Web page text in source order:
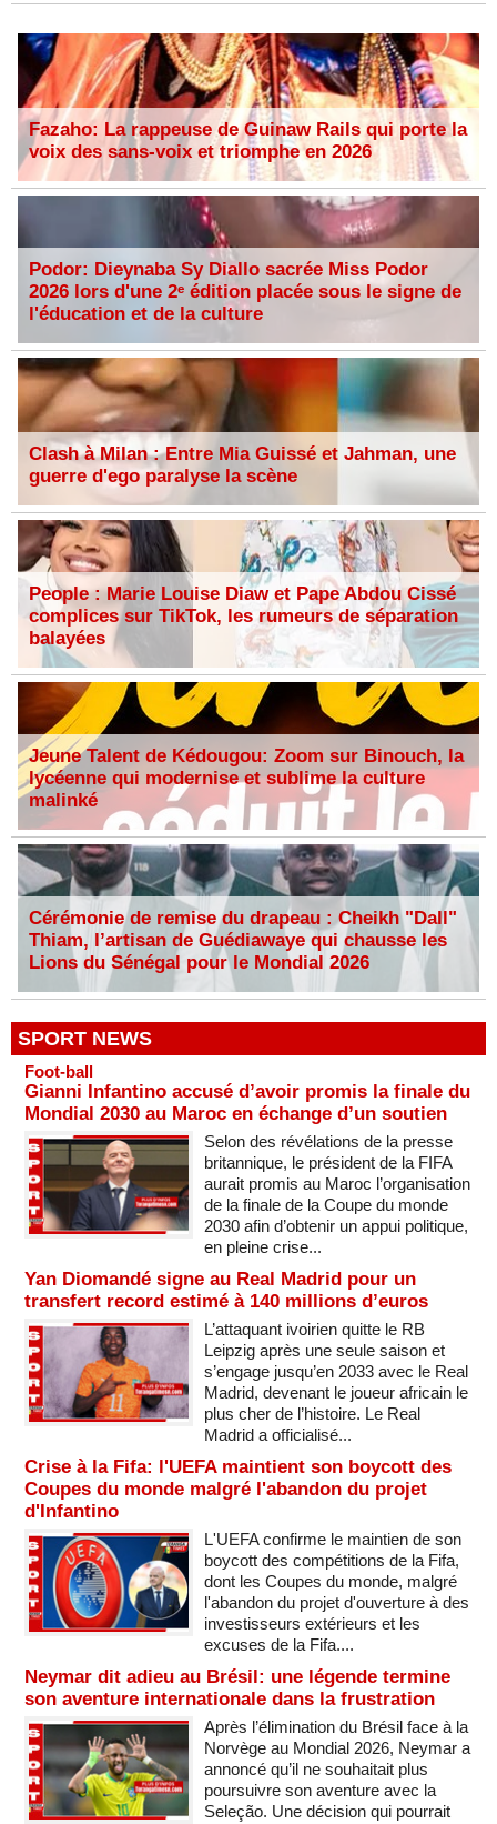
Fazaho: La rappeuse de Guinaw Rails qui porte la
voix des sans-voix et triomphe en 2026
Podor: Dieynaba Sy Diallo sacrée Miss Podor
2026 lors d'une 2ᵉ édition placée sous le signe de
l'éducation et de la culture
Clash à Milan : Entre Mia Guissé et Jahman, une
guerre d'ego paralyse la scène
People : Marie Louise Diaw et Pape Abdou Cissé
complices sur TikTok, les rumeurs de séparation
balayées
Jeune Talent de Kédougou: Zoom sur Binouch, la
lycéenne qui modernise et sublime la culture
malinké
Cérémonie de remise du drapeau : Cheikh "Dall"
Thiam, l’artisan de Guédiawaye qui chausse les
Lions du Sénégal pour le Mondial 2026
SPORT NEWS
Foot-ball
Gianni Infantino accusé d’avoir promis la finale du
Mondial 2030 au Maroc en échange d’un soutien
Selon des révélations de la presse
britannique, le président de la FIFA
aurait promis au Maroc l’organisation
de la finale de la Coupe du monde
2030 afin d’obtenir un appui politique,
en pleine crise...
Yan Diomandé signe au Real Madrid pour un
transfert record estimé à 140 millions d’euros
L’attaquant ivoirien quitte le RB
Leipzig après une seule saison et
s’engage jusqu’en 2033 avec le Real
Madrid, devenant le joueur africain le
plus cher de l’histoire. Le Real
Madrid a officialisé...
Crise à la Fifa: l'UEFA maintient son boycott des
Coupes du monde malgré l'abandon du projet
d'Infantino
L'UEFA confirme le maintien de son
boycott des compétitions de la Fifa,
dont les Coupes du monde, malgré
l'abandon du projet d'ouverture à des
investisseurs extérieurs et les
excuses de la Fifa....
Neymar dit adieu au Brésil: une légende termine
son aventure internationale dans la frustration
Après l’élimination du Brésil face à la
Norvège au Mondial 2026, Neymar a
annoncé qu’il ne souhaitait plus
poursuivre son aventure avec la
Seleção. Une décision qui pourrait